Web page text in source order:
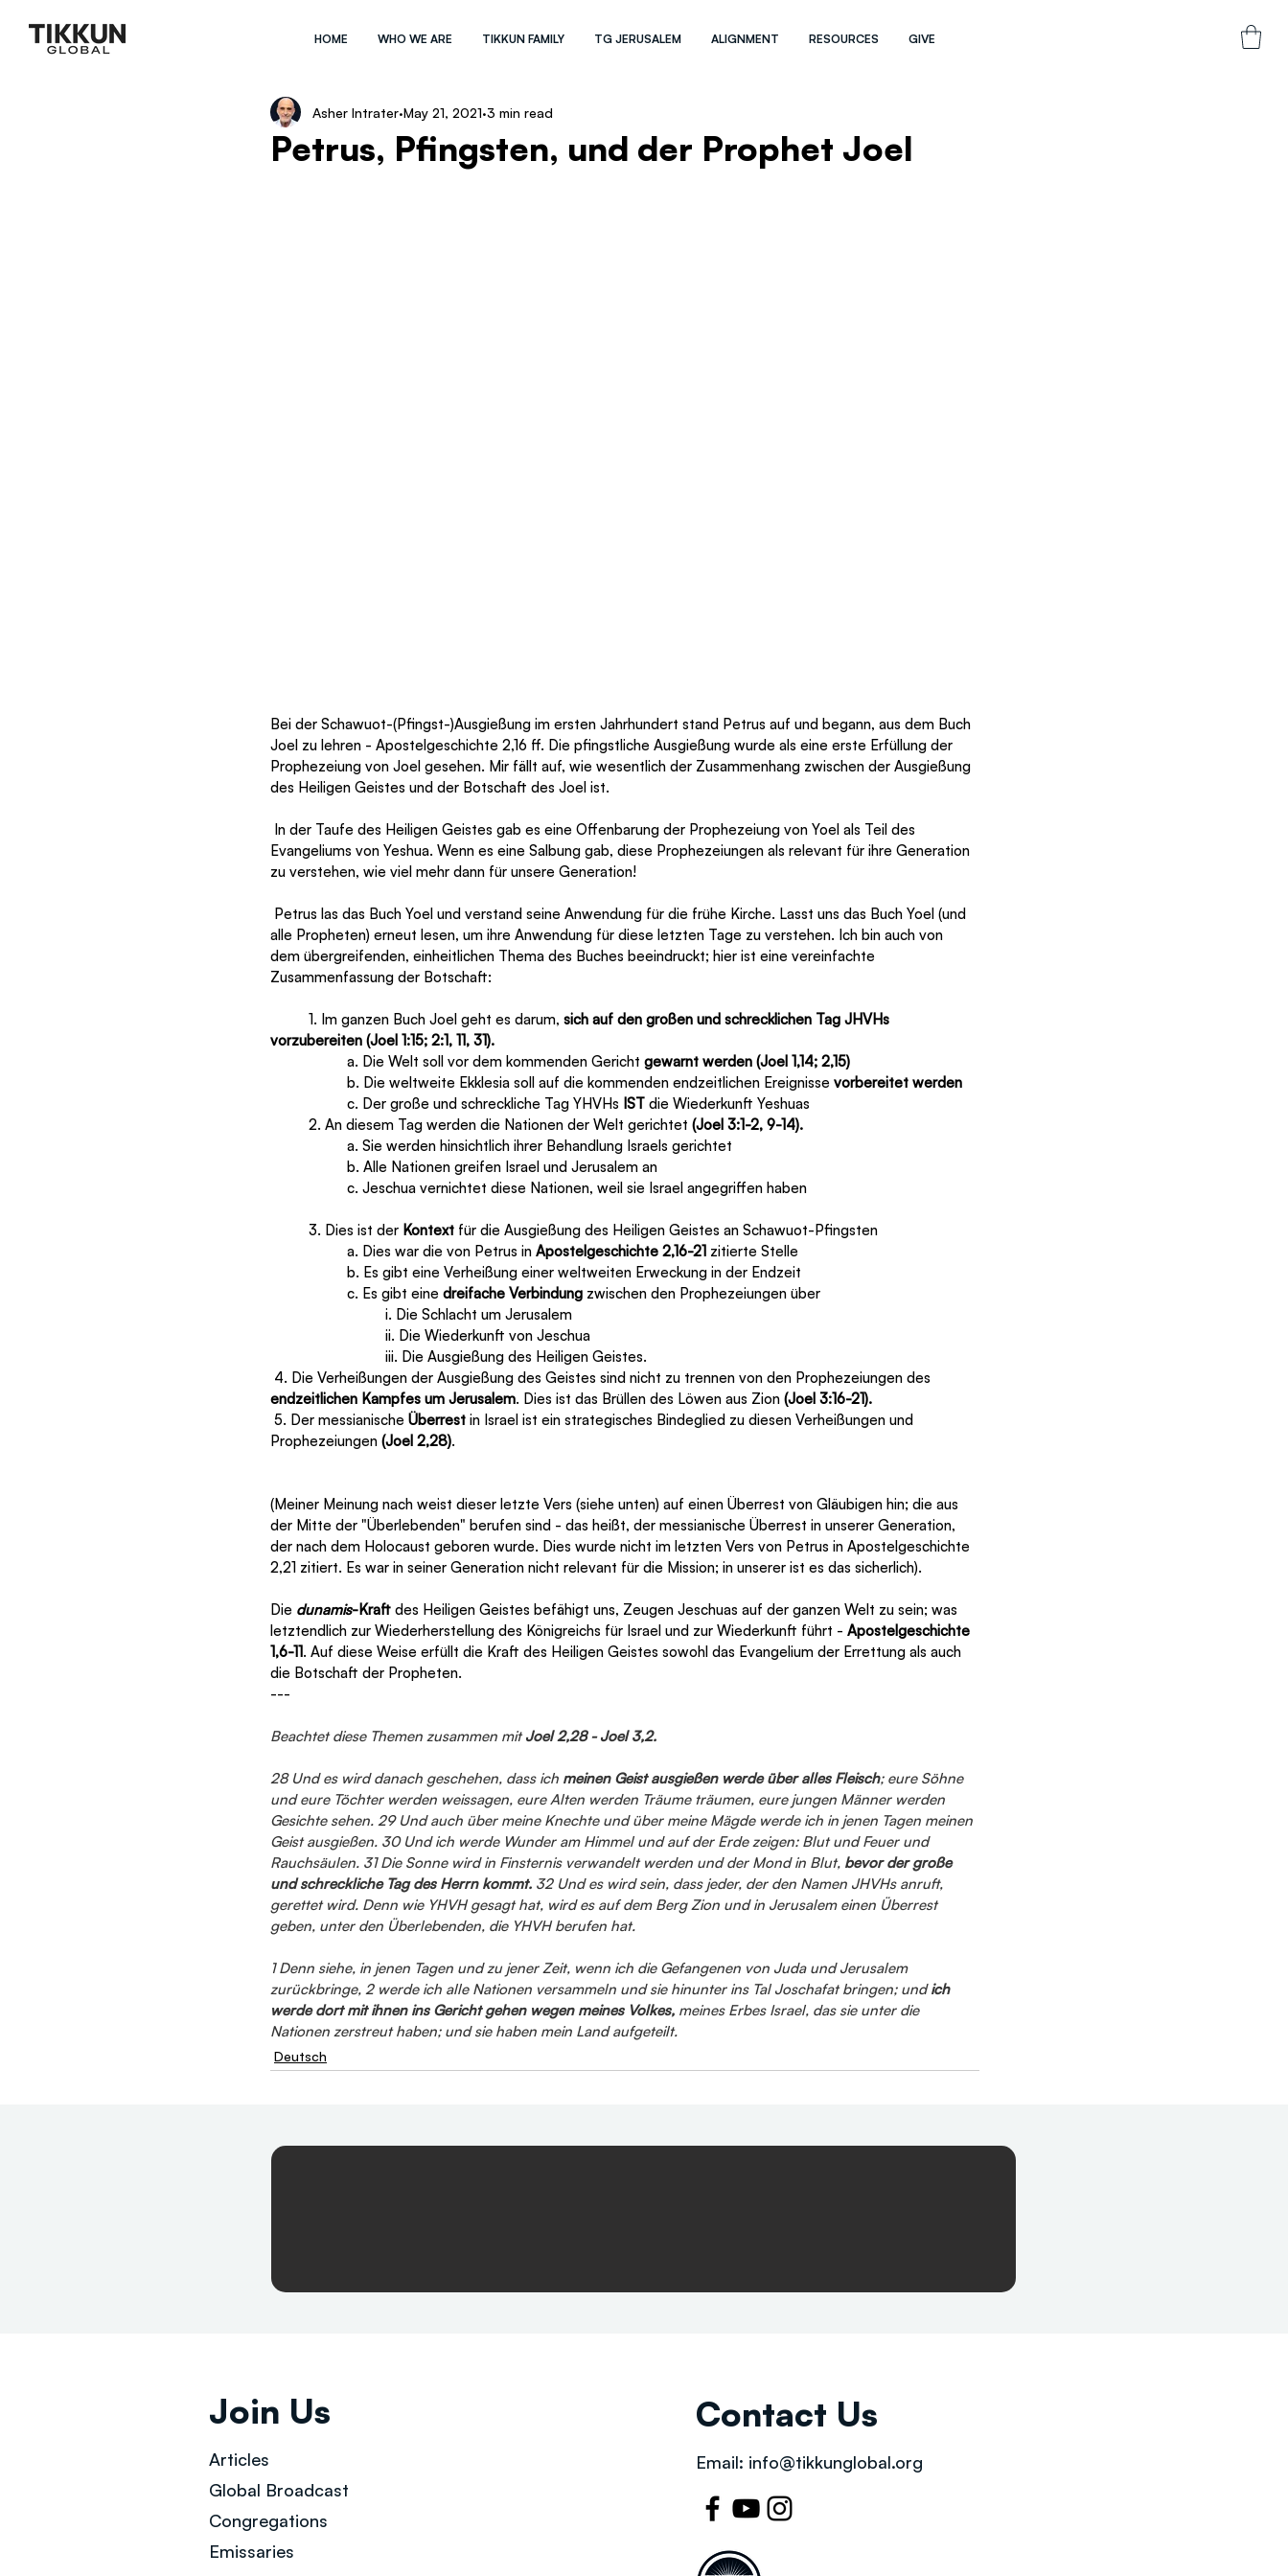
HOME WHO WE ARE TIKKUN FAMILY TG JERUSALEM ALIGNMENT RESOURCES GIVE
Petrus, Pfingsten, und der Prophet Joel
Asher Intrater May 21, 2021 3 min read
Bei der Schawuot-(Pfingst-)Ausgießung im ersten Jahrhundert stand Petrus auf und begann, aus dem Buch
Joel zu lehren - Apostelgeschichte 2,16 ff. Die pfingstliche Ausgießung wurde als eine erste Erfüllung der
Prophezeiung von Joel gesehen. Mir fällt auf, wie wesentlich der Zusammenhang zwischen der Ausgießung
des Heiligen Geistes und der Botschaft des Joel ist.
Evangeliums von Yeshua. Wenn es eine Salbung gab, diese Prophezeiungen als relevant für ihre Generation
zu verstehen, wie viel mehr dann für unsere Generation!
alle Propheten) erneut lesen, um ihre Anwendung für diese letzten Tage zu verstehen. Ich bin auch von
dem übergreifenden, einheitlichen Thema des Buches beeindruckt; hier ist eine vereinfachte
Zusammenfassung der Botschaft:
	1. Im ganzen Buch Joel geht es darum,
sich auf den großen und schrecklichen Tag JHVHs
vorzubereiten (Joel 1:15; 2:1, 11, 31).
a. Die Welt soll vor dem kommenden Gericht gewarnt werden (Joel 1,14; 2,15)
b. Die weltweite Ekklesia soll auf die kommenden endzeitlichen Ereignisse vorbereitet werden
c. Der große und schreckliche Tag YHVHs IST die Wiederkunft Yeshuas
2. An diesem Tag werden die Nationen der Welt gerichtet (Joel 3:1-2, 9-14).
a. Sie werden hinsichtlich ihrer Behandlung Israels gerichtet
b. Alle Nationen greifen Israel und Jerusalem an
c. Jeschua vernichtet diese Nationen, weil sie Israel angegriffen haben
3. Dies ist der Kontext für die Ausgießung des Heiligen Geistes an Schawuot-Pfingsten
a. Dies war die von Petrus in Apostelgeschichte 2,16-21 zitierte Stelle
b. Es gibt eine Verheißung einer weltweiten Erweckung in der Endzeit
c. Es gibt eine dreifache Verbindung zwischen den Prophezeiungen über
i. Die Schlacht um Jerusalem
			ii. Die Wiederkunft von Jeschua
iii. Die Ausgießung des Heiligen Geistes.
4. Die Verheißungen der Ausgießung des Geistes sind nicht zu trennen von den Prophezeiungen des
endzeitlichen Kampfes um Jerusalem. Dies ist das Brüllen des Löwen aus Zion (Joel 3:16-21).
5. Der messianische Überrest in Israel ist ein strategisches Bindeglied zu diesen Verheißungen und
Prophezeiungen (Joel 2,28).
(Meiner Meinung nach weist dieser letzte Vers (siehe unten) auf einen Überrest von Gläubigen hin; die aus
der Mitte der "Überlebenden" berufen sind - das heißt, der messianische Überrest in unserer Generation,
der nach dem Holocaust geboren wurde. Dies wurde nicht im letzten Vers von Petrus in Apostelgeschichte
2,21 zitiert. Es war in seiner Generation nicht relevant für die Mission; in unserer ist es das sicherlich).
Die dunamis-Kraft des Heiligen Geistes befähigt uns, Zeugen Jeschuas auf der ganzen Welt zu sein; was
letztendlich zur Wiederherstellung des Königreichs für Israel und zur Wiederkunft führt - Apostelgeschichte
1,6-11. Auf diese Weise erfüllt die Kraft des Heiligen Geistes sowohl das Evangelium der Errettung als auch
die Botschaft der Propheten.
---
Beachtet diese Themen zusammen mit Joel 2,28 - Joel 3,2.
28 Und es wird danach geschehen, dass ich meinen Geist ausgießen werde über alles Fleisch; eure Söhne
und eure Töchter werden weissagen, eure Alten werden Träume träumen, eure jungen Männer werden
Gesichte sehen. 29 Und auch über meine Knechte und über meine Mägde werde ich in jenen Tagen meinen
Geist ausgießen. 30 Und ich werde Wunder am Himmel und auf der Erde zeigen: Blut und Feuer und
Rauchsäulen. 31 Die Sonne wird in Finsternis verwandelt werden und der Mond in Blut, bevor der große
und schreckliche Tag des Herrn kommt. 32 Und es wird sein, dass jeder, der den Namen JHVHs anruft,
gerettet wird. Denn wie YHVH gesagt hat, wird es auf dem Berg Zion und in Jerusalem einen Überrest
geben, unter den Überlebenden, die YHVH berufen hat.
1 Denn siehe, in jenen Tagen und zu jener Zeit, wenn ich die Gefangenen von Juda und Jerusalem
zurückbringe, 2 werde ich alle Nationen versammeln und sie hinunter ins Tal Joschafat bringen; und ich
werde dort mit ihnen ins Gericht gehen wegen meines Volkes, meines Erbes Israel, das sie unter die
Nationen zerstreut haben; und sie haben mein Land aufgeteilt.
Deutsch
Join Us
Articles
Global Broadcast
Congregations
Emissaries
Contact Us
Email: info@tikkunglobal.org